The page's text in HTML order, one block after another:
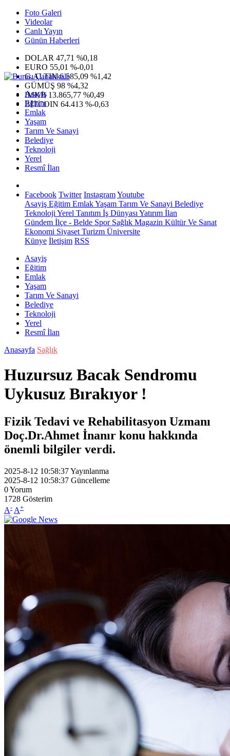
Foto Galeri
Videolar
Canlı Yayın
Günün Haberleri
DOLAR 47,71 %0,18
EURO 55,01 %-0,01
G.ALTIN6.585,09 %1,42
GÜMÜŞ 98 %4,32
IMKB 13.865,77 %0,49
BITCOIN 64.413 %-0,63
Asayiş
Eğitim
Emlak
Yaşam
Tarım Ve Sanayi
Belediye
Teknoloji
Yerel
Resmî İlan
Facebook Twitter InstagramYoutube
Asayiş Eğitim EmlakYaşam Tarım Ve Sanayi Belediye
Teknoloji Yerel Tanıtım İş Dünyası Yatırım İlan
Gündem İlçe - Belde SporSağlık Magazin Kültür Ve Sanat
Ekonomi Siyaset Turizm Üniversite
Künye İletişim RSS
Asayiş
Eğitim
Emlak
Yaşam
Tarım Ve Sanayi
Belediye
Teknoloji
Yerel
Resmî İlan
Anasayfa Sağlık
Huzursuz Bacak Sendromu
Uykusuz Bırakıyor !
Fizik Tedavi ve Rehabilitasyon Uzmanı
Doç.Dr.Ahmet İnanır konu hakkında
önemli bilgiler verdi.
2025-8-12 10:58:37Yayınlanma
2025-8-12 10:58:37 Güncelleme
0Yorum
1728 Gösterim
A- A+